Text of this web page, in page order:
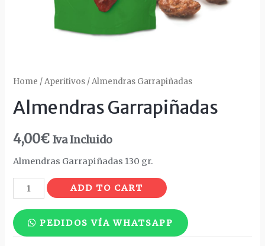
Home /Aperitivos / Almendras Garrapiñadas
Almendras Garrapiñadas
4,00€ Iva Incluido
Almendras Garrapiñadas 130 gr.
Almendras
Garrapiñadas
quantity
ADD TO CART
PEDIDOS VÍA WHATSAPP